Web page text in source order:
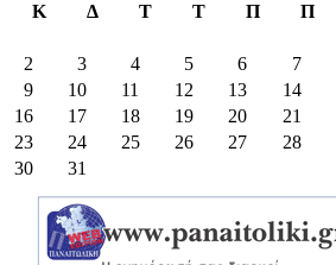
Κ Δ Τ Τ Π Π
2
3 4 5 6 7
9
10 11 12 13 14
16
17 18 19 20 21
23
24 25 26 27 28
30
31